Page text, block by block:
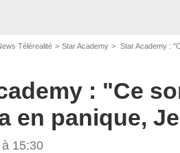
Télérealité Star Academy Star Academy :
: "Ce
en panique,
15:30